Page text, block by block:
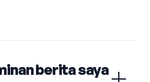
berita saya